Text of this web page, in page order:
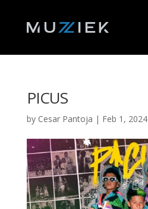
PICUS
by Cesar Pantoja | Feb 1, 2024